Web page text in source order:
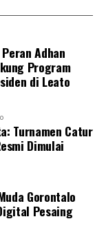
meliputi
darah, dan
(PTM)
Novarina A.
Tri Dharma
Adhan
Program
di Leato
Turnamen Catur
Dimulai
Gorontalo
Pesaing